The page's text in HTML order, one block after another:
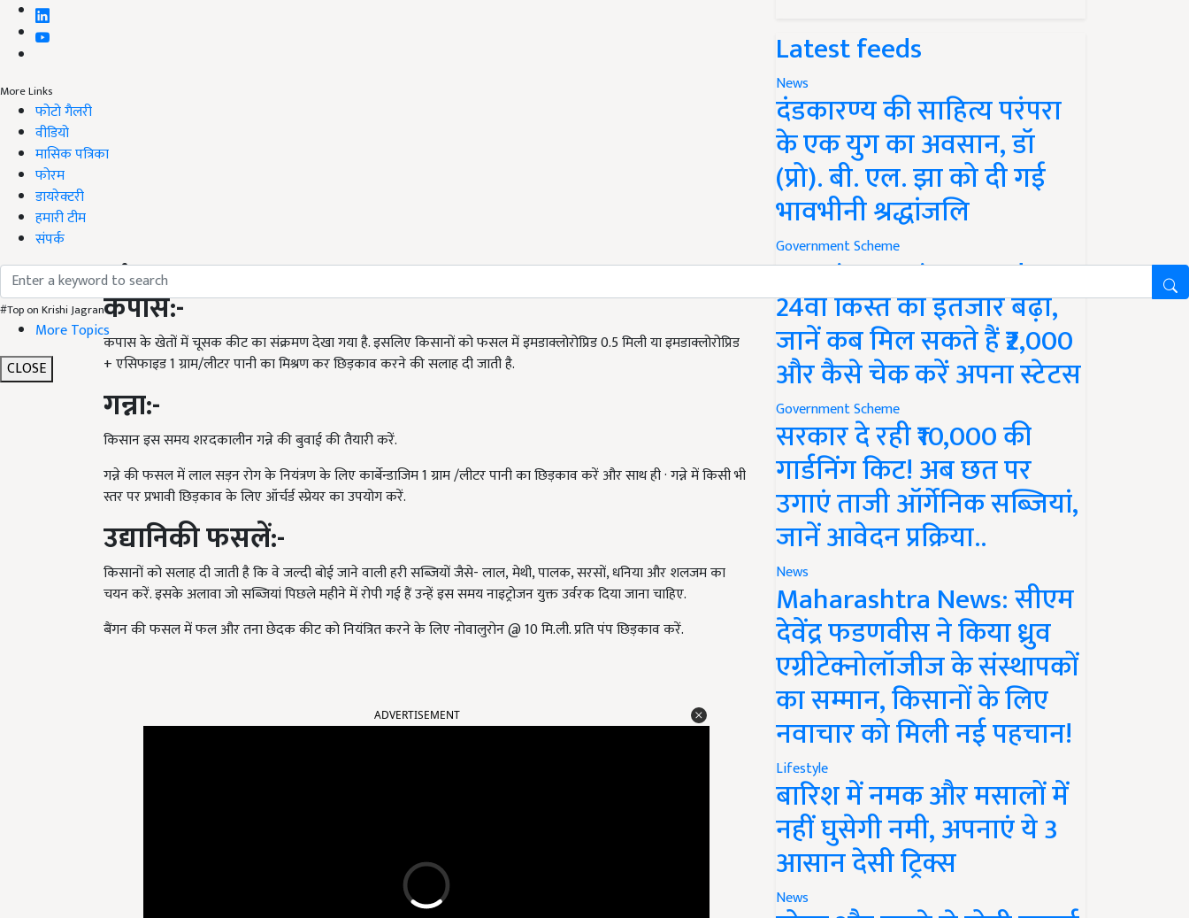
More Links
फोटो गैलरी
वीडियो
मासिक पत्रिका
फोरम
डायरेक्टरी
हमारी टीम
संपर्क
#Top on Krishi Jagran
More Topics
CLOSE
कपास:-
कपास के खेतों में चूसक कीट का संक्रमण देखा गया है. इसलिए किसानों को फसल में इमडाक्लोरोप्रिड 0.5 मिली या इमडाक्लोरोप्रिड
+ एसिफाइड 1 ग्राम/लीटर पानी का मिश्रण कर छिड़काव करने की सलाह दी जाती है.
गन्ना:-
किसान इस समय शरदकालीन गन्ने की बुवाई की तैयारी करें.
गन्ने की फसल में लाल सड़न रोग के नियंत्रण के लिए कार्बेन्डाजिम 1 ग्राम /लीटर पानी का छिड़काव करें और साथ ही · गन्ने में किसी भी
स्तर पर प्रभावी छिड़काव के लिए ऑर्चर्ड स्प्रेयर का उपयोग करें.
उद्यानिकी फसलें:-
किसानों को सलाह दी जाती है कि वे जल्दी बोई जाने वाली हरी सब्जियों जैसे- लाल, मेथी, पालक, सरसों, धनिया और शलजम का
चयन करें. इसके अलावा जो सब्जियां पिछले महीने में रोपी गई हैं उन्हें इस समय नाइट्रोजन युक्त उर्वरक दिया जाना चाहिए.
बैंगन की फसल में फल और तना छेदक कीट को नियंत्रित करने के लिए नोवालुरोन @ 10 मि.ली. प्रति पंप छिड़काव करें.
Latest feeds
News
दंडकारण्य की साहित्य परंपरा
के एक युग का अवसान, डॉ
(प्रो). बी. एल. झा को दी गई
भावभीनी श्रद्धांजलि
Government Scheme
PM Kisan Yojana Update:
24वीं किस्त का इंतजार बढ़ा,
जानें कब मिल सकते हैं ₹2,000
और कैसे चेक करें अपना स्टेटस
Government Scheme
सरकार दे रही ₹10,000 की
गार्डनिंग किट! अब छत पर
उगाएं ताजी ऑर्गेनिक सब्जियां,
जानें आवेदन प्रक्रिया..
News
Maharashtra News: सीएम
देवेंद्र फडणवीस ने किया ध्रुव
एग्रीटेक्नोलॉजीज के संस्थापकों
का सम्मान, किसानों के लिए
नवाचार को मिली नई पहचान!
Lifestyle
बारिश में नमक और मसालों में
नहीं घुसेगी नमी, अपनाएं ये 3
आसान देसी ट्रिक्स
News